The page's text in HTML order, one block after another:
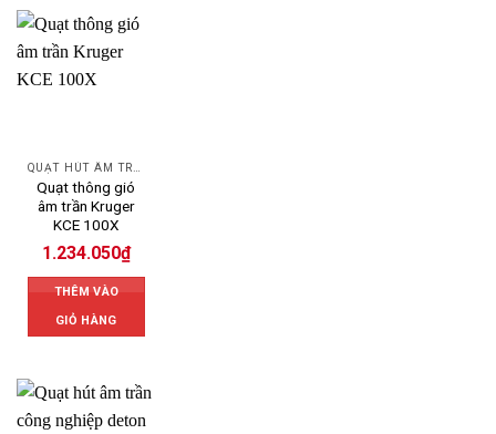
QUẠT HÚT ÂM TRẦN
Quạt thông gió
âm trần Kruger
KCE 100X
1.234.050₫
THÊM VÀO
GIỎ HÀNG